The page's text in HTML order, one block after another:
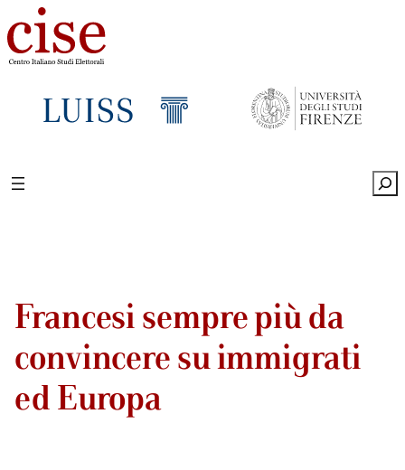
Francesi sempre più da
convincere su immigrati
ed Europa